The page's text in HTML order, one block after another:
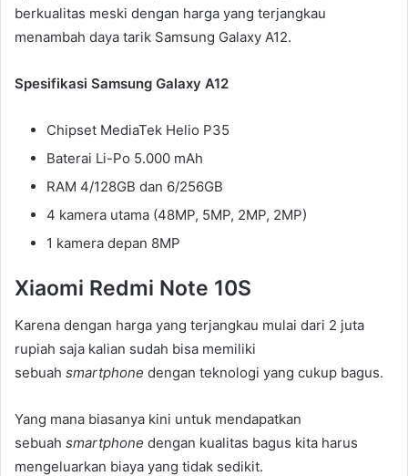
berkualitas meski dengan harga yang terjangkau
menambah daya tarik Samsung Galaxy A12.
Spesifikasi Samsung Galaxy A12
Chipset MediaTek Helio P35
Baterai Li-Po 5.000 mAh
RAM 4/128GB dan 6/256GB
4 kamera utama (48MP, 5MP, 2MP, 2MP)
1 kamera depan 8MP
Xiaomi Redmi Note 10S
Karena dengan harga yang terjangkau mulai dari 2 juta
rupiah saja kalian sudah bisa memiliki
sebuah smartphone dengan teknologi yang cukup bagus.
Yang mana biasanya kini untuk mendapatkan
sebuah smartphone dengan kualitas bagus kita harus
mengeluarkan biaya yang tidak sedikit.